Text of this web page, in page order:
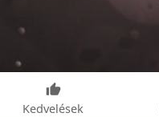
Kedvelések